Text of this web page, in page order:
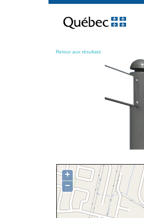
contenu
Retour aux résultats
+
−